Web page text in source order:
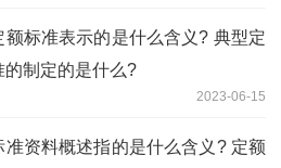
额标准表示的是什么含义? 典型定
的制定的是什么?
2023-06-15
准资料概述指的是什么含义? 定额